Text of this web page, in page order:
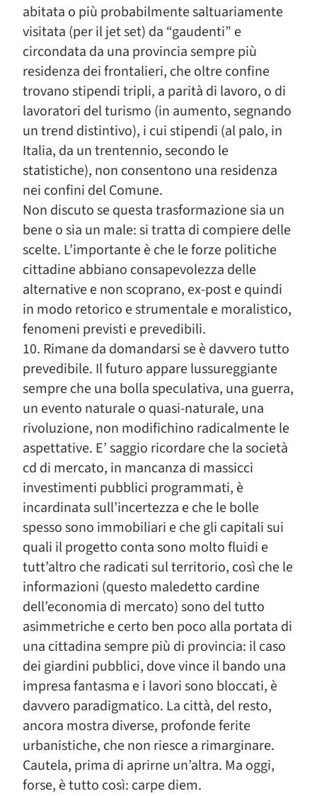
abitata o più probabilmente saltuariamente
visitata (per il jet set) da “gaudenti” e
circondata da una provincia sempre più
residenza dei frontalieri, che oltre confine
trovano stipendi tripli, a parità di lavoro, o di
lavoratori del turismo (in aumento, segnando
un trend distintivo), i cui stipendi (al palo, in
Italia, da un trentennio, secondo le
statistiche), non consentono una residenza
nei confini del Comune.
Non discuto se questa trasformazione sia un
bene o sia un male: si tratta di compiere delle
scelte. L’importante è che le forze politiche
cittadine abbiano consapevolezza delle
alternative e non scoprano, ex-post e quindi
in modo retorico e strumentale e moralistico,
fenomeni previsti e prevedibili.
10. Rimane da domandarsi se è davvero tutto
prevedibile. Il futuro appare lussureggiante
sempre che una bolla speculativa, una guerra,
un evento naturale o quasi-naturale, una
rivoluzione, non modifichino radicalmente le
aspettative. E’ saggio ricordare che la società
cd di mercato, in mancanza di massicci
investimenti pubblici programmati, è
incardinata sull’incertezza e che le bolle
spesso sono immobiliari e che gli capitali sui
quali il progetto conta sono molto fluidi e
tutt’altro che radicati sul territorio, così che le
informazioni (questo maledetto cardine
dell’economia di mercato) sono del tutto
asimmetriche e certo ben poco alla portata di
una cittadina sempre più di provincia: il caso
dei giardini pubblici, dove vince il bando una
impresa fantasma e i lavori sono bloccati, è
davvero paradigmatico. La città, del resto,
ancora mostra diverse, profonde ferite
urbanistiche, che non riesce a rimarginare.
Cautela, prima di aprirne un’altra. Ma oggi,
forse, è tutto così: carpe diem.